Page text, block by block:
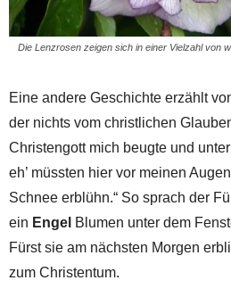
Die Lenzrosen zeigen sich in einer Vielzahl von
Eine andere Geschichte erzählt
der nichts vom christlichen
Christengott mich beugte und
eh’ müssten hier vor meinen
Schnee erblühn.“ So sprach der
ein Engel Blumen unter dem
Fürst sie am nächsten Morgen
zum Christentum.